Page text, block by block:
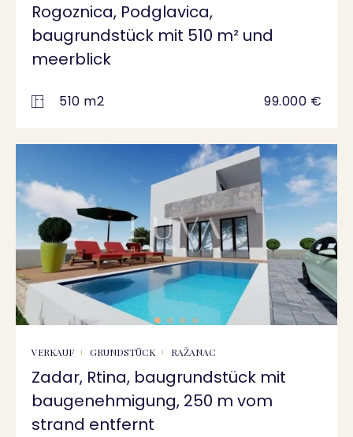
Rogoznica, Podglavica,
baugrundstück mit 510 m² und
meerblick
510 m2 99.000 €
VERKAUF GRUNDSTÜCK RAŽANAC
Zadar, Rtina, baugrundstück mit
baugenehmigung, 250 m vom
strand entfernt